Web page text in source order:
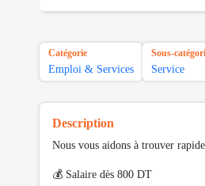
Catégorie
Emploi & Services
Sous-
Service
Description
Nous vous aidons à trouver
💰 Salaire dès 800 DT